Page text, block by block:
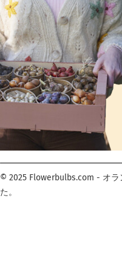
© 2025 Flowerbulbs.com - オ
た。